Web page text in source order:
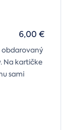
obdarovaný
Na kartičke
sami
6,00 €